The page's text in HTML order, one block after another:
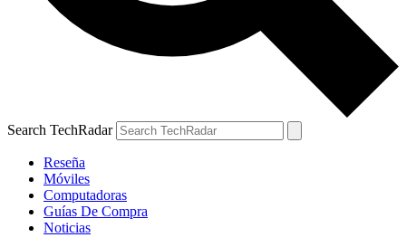
Search TechRadar
Reseña
Móviles
Computadoras
Guías De Compra
Noticias